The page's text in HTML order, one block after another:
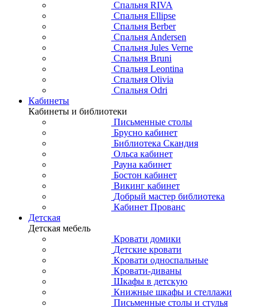
Спальня RIVA
Спальня Ellipse
Спальня Berber
Спальня Andersen
Спальня Jules Verne
Спальня Bruni
Спальня Leontina
Спальня Olivia
Спальня Odri
Кабинеты
Кабинеты и библиотеки
Письменные столы
Брусно кабинет
Библиотека Скандия
Ольса кабинет
Рауна кабинет
Бостон кабинет
Викинг кабинет
Добрый мастер библиотека
Кабинет Прованс
Детская
Детская мебель
Кровати домики
Детские кровати
Кровати односпальные
Кровати-диваны
Шкафы в детскую
Книжные шкафы и стеллажи
Письменные столы и стулья